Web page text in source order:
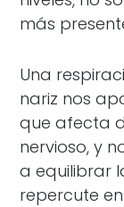
más
Una
nariz nos
que afecta
nervioso, y
a equilibrar
repercute